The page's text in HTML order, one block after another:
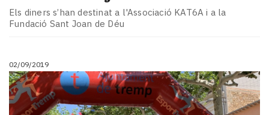
Els diners s’han destinat a l'Associació KAT6A i a la
Fundació Sant Joan de Déu
02/09/2019